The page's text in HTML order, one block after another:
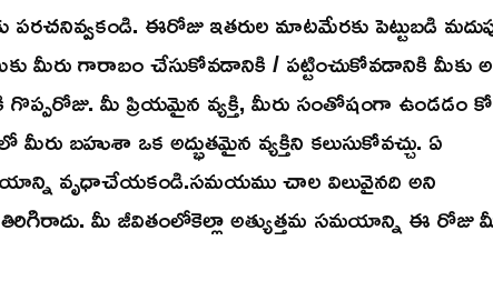
ఈరోజు ఇతరుల మాటమేరకు పెట్టుబడి
మీరు గారాబం చేసుకోవడానికి / పట్టించుకోవడానికి మీకు
గొప్పరోజు. మీ ప్రియమైన వ్యక్తి, మీరు సంతోషంగా ఉండడం
మీరు బహుశా ఒక అద్భుతమైన వ్యక్తిని కలుసుకోవచ్చు. ఏ
వృధాచేయకండి.సమయము చాల విలువైనది అని
మీ జీవితంలోకెల్లా అత్యుత్తమ సమయాన్ని ఈ రోజు